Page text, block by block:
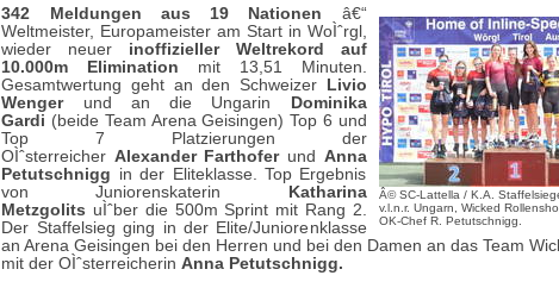
Â© SC-Lattella / K.A.
v.l.n.r. Ungarn, Wicked
OK-Chef R. Petutschnigg.
342 Meldungen aus 19 Nationen â€“
Weltmeister, Europameister am Start in WoÌˆrgl,
wieder neuer inoffizieller Weltrekord auf
10.000m Elimination mit 13,51 Minuten.
Gesamtwertung geht an den Schweizer Livio
Wengerund an die Ungarin Dominika
Gardi (beide Team Arena Geisingen) Top 6 und
Top 7 Platzierungen der
OÌˆsterreicher Alexander Farthoferund Anna
Petutschnigg in der Eliteklasse. Top Ergebnis
von Juniorenskaterin Katharina
Metzgolits uÌˆber die 500m Sprint mit Rang 2.
Der Staffelsieg ging in der Elite/Juniorenklasse
an Arena Geisingen bei den Herren und bei den Damen an das Team
mit der OÌˆsterreicherinAnna Petutschnigg.